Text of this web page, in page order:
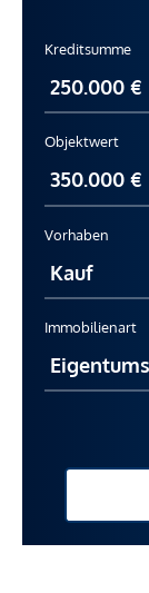
Kreditsumme
Objektwert
Vorhaben
Immobilienart